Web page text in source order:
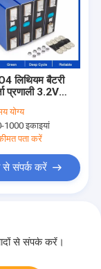
लिथियम बैटरी
प्रणाली 3.2V
105AH 230AH
302AH OEM
साइकल लिथियम
योग्य
1000 इकाइयां
पता करें
संपर्क करें
से संपर्क करें।